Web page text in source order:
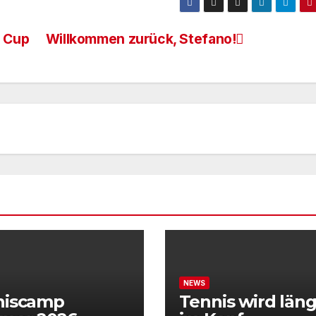
Willkommen zurück, Stefano!
NEWS
Tennis wird